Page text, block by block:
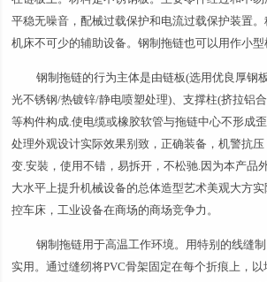
平稳无噪音，配械过载保护和电流过载保护装置
机床不可少的辅助设备。钢制拖链也可以用作小型
钢制拖链的行为主体是由链板(选用优良厚钢
光不锈钢/热镀锌/静电喷塑处理)、支撑柱(挤拉铝
等构件构成.使电缆或橡胶软管与拖链中心不形成
处理外观设计实际效果别致，正确装备，机警抗
变.安裝，使用不错，易拆开，不松驰.因为本产品
大水平上提升机械设备的总体造型艺术美观大方
控车床，工业设备在商场的商场竞争力。
钢制拖链用于高温工作环境。用特别的线缝
实用。通过缝纫将PVC骨架固定在每个折痕上，